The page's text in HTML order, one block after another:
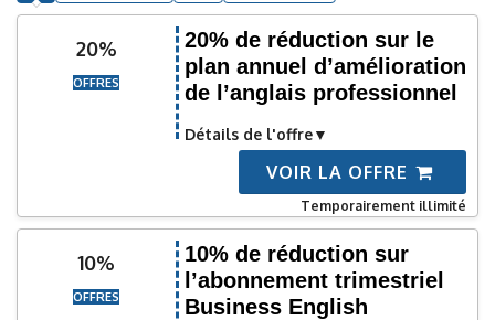
20%
OFFRES
20% de réduction sur le
plan annuel d’amélioration
de l’anglais professionnel
Détails de l'offre
VOIR LA OFFRE
Temporairement illimité
10%
OFFRES
10% de réduction sur
l’abonnement trimestriel
Business English